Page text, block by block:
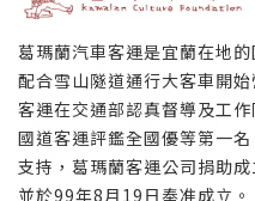
葛瑪蘭汽車客運是宜蘭在地
配合雪山隧道通行大客車開
客運在交通部認真督導及工
國道客運評鑑全國優等第一
支持，葛瑪蘭客運公司捐助
並於99年8月19日奉准成立。